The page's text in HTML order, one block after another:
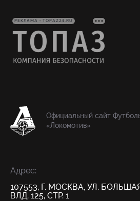
РЕКЛАМА • TOPAZ24.RU
Официальный сайт
«Локомотив»
Адрес:
107553, Г. МОСКВА, УЛ.
ВЛД. 125, СТР. 1